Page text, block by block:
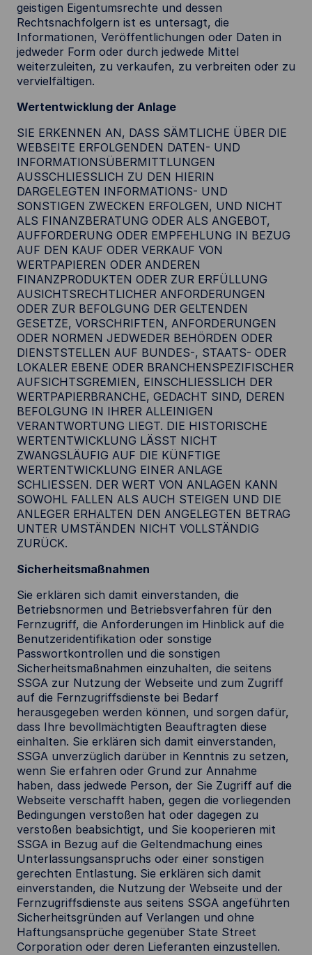
geistigen Eigentumsrechte und dessen
Rechtsnachfolgern ist es untersagt, die
Informationen, Veröffentlichungen oder Daten in
jedweder Form oder durch jedwede Mittel
weiterzuleiten, zu verkaufen, zu verbreiten oder zu
vervielfältigen.
Wertentwicklung der Anlage
SIE ERKENNEN AN, DASS SÄMTLICHE ÜBER DIE
WEBSEITE ERFOLGENDEN DATEN- UND
INFORMATIONSÜBERMITTLUNGEN
AUSSCHLIESSLICH ZU DEN HIERIN
DARGELEGTEN INFORMATIONS- UND
SONSTIGEN ZWECKEN ERFOLGEN, UND NICHT
ALS FINANZBERATUNG ODER ALS ANGEBOT,
AUFFORDERUNG ODER EMPFEHLUNG IN BEZUG
AUF DEN KAUF ODER VERKAUF VON
WERTPAPIEREN ODER ANDEREN
FINANZPRODUKTEN ODER ZUR ERFÜLLUNG
AUSICHTSRECHTLICHER ANFORDERUNGEN
ODER ZUR BEFOLGUNG DER GELTENDEN
GESETZE, VORSCHRIFTEN, ANFORDERUNGEN
ODER NORMEN JEDWEDER BEHÖRDEN ODER
DIENSTSTELLEN AUF BUNDES-, STAATS- ODER
LOKALER EBENE ODER BRANCHENSPEZIFISCHER
AUFSICHTSGREMIEN, EINSCHLIESSLICH DER
WERTPAPIERBRANCHE, GEDACHT SIND, DEREN
BEFOLGUNG IN IHRER ALLEINIGEN
VERANTWORTUNG LIEGT. DIE HISTORISCHE
WERTENTWICKLUNG LÄSST NICHT
ZWANGSLÄUFIG AUF DIE KÜNFTIGE
WERTENTWICKLUNG EINER ANLAGE
SCHLIESSEN. DER WERT VON ANLAGEN KANN
SOWOHL FALLEN ALS AUCH STEIGEN UND DIE
ANLEGER ERHALTEN DEN ANGELEGTEN BETRAG
UNTER UMSTÄNDEN NICHT VOLLSTÄNDIG
ZURÜCK.
Sicherheitsmaßnahmen
Sie erklären sich damit einverstanden, die
Betriebsnormen und Betriebsverfahren für den
Fernzugriff, die Anforderungen im Hinblick auf die
Benutzeridentifikation oder sonstige
Passwortkontrollen und die sonstigen
Sicherheitsmaßnahmen einzuhalten, die seitens
SSGA zur Nutzung der Webseite und zum Zugriff
auf die Fernzugriffsdienste bei Bedarf
herausgegeben werden können, und sorgen dafür,
dass Ihre bevollmächtigten Beauftragten diese
einhalten. Sie erklären sich damit einverstanden,
SSGA unverzüglich darüber in Kenntnis zu setzen,
wenn Sie erfahren oder Grund zur Annahme
haben, dass jedwede Person, der Sie Zugriff auf die
Webseite verschafft haben, gegen die vorliegenden
Bedingungen verstoßen hat oder dagegen zu
verstoßen beabsichtigt, und Sie kooperieren mit
SSGA in Bezug auf die Geltendmachung eines
Unterlassungsanspruchs oder einer sonstigen
gerechten Entlastung. Sie erklären sich damit
einverstanden, die Nutzung der Webseite und der
Fernzugriffsdienste aus seitens SSGA angeführten
Sicherheitsgründen auf Verlangen und ohne
Haftungsansprüche gegenüber State Street
Corporation oder deren Lieferanten einzustellen.